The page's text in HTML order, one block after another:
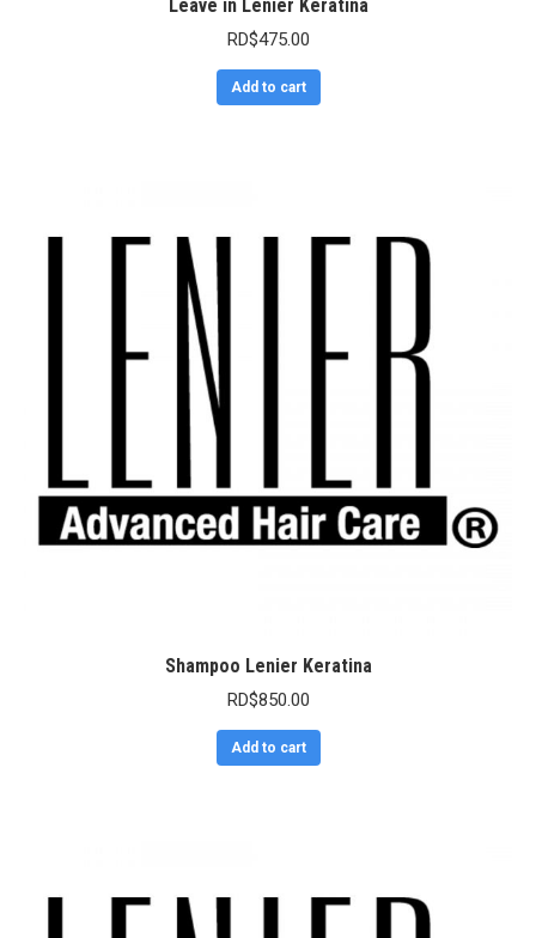
Leave in Lenier Keratina
RD$475.00
Add to cart
Shampoo Lenier Keratina
RD$850.00
Add to cart